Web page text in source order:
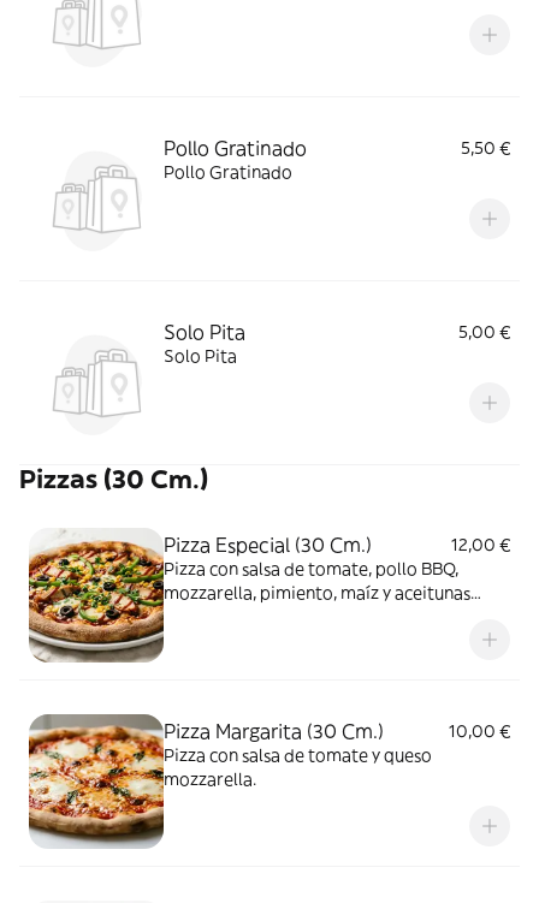
Pollo Gratinado
5,50 €
Pollo Gratinado
Solo Pita
5,00 €
Solo Pita
Pizzas (30 Cm.)
Pizza Especial (30 Cm.)
12,00 €
Pizza con salsa de tomate, pollo BBQ,
mozzarella, pimiento, maíz y aceitunas
Pizza Margarita (30 Cm.)
10,00 €
Pizza con salsa de tomate y queso
mozzarella.